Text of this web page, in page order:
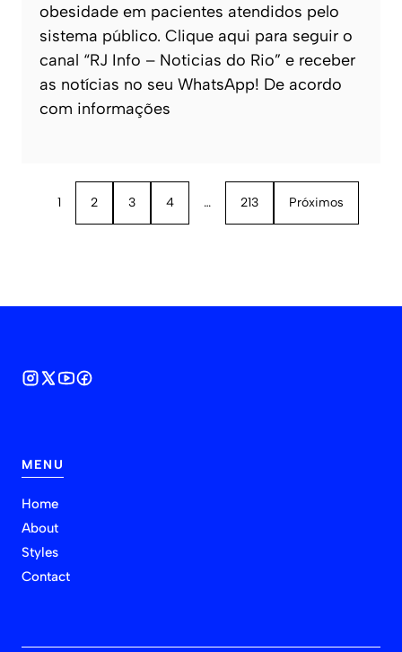
obesidade em pacientes atendidos pelo
sistema público. Clique aqui para seguir o
canal “RJ Info – Noticias do Rio” e receber
as notícias no seu WhatsApp! De acordo
com informações
1 2 3 4 … 213 Próximos
MENU
Home
About
Styles
Contact